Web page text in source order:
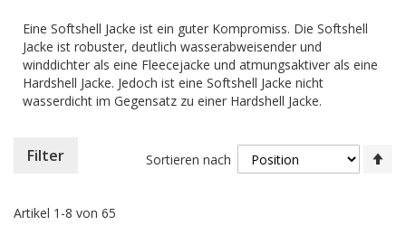
Eine Softshell Jacke ist ein guter Kompromiss. Die Softshell
Jacke ist robuster, deutlich wasserabweisender und
winddichter als eine Fleecejacke und atmungsaktiver als eine
Hardshell Jacke. Jedoch ist eine Softshell Jacke nicht
wasserdicht im Gegensatz zu einer Hardshell Jacke.
Artikel 1 -8 von 65
Sortieren nach
Filter